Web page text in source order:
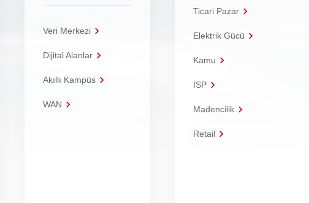
Veri Merkezi
Dijital Alanlar
Akıllı Kampüs
WAN
Ticari Pazar
Elektrik Gücü
Kamu
ISP
Madencilik
Retail